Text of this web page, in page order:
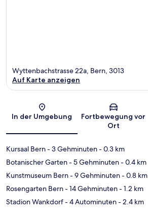
Karte
Wyttenbachstrasse 22a, Bern, 3013
Auf Karte anzeigen
In der Umgebung
Fortbewegung vor
Ort
Kursaal Bern- 3 Gehminuten- 0.3 km
Botanischer Garten- 5 Gehminuten- 0.4 km
Kunstmuseum Bern- 9 Gehminuten- 0.8 km
Rosengarten Bern- 14 Gehminuten- 1.2 km
Stadion Wankdorf- 4 Autominuten- 2.4 km